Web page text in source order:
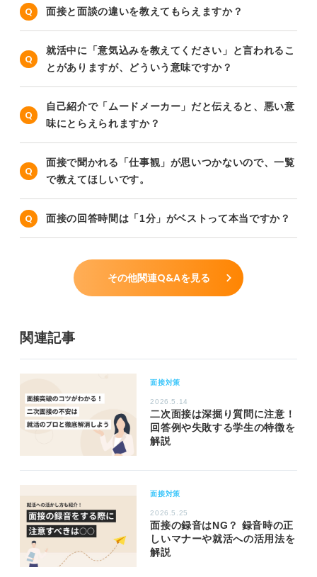
面接と面談の違いを教えてもらえますか？
就活中に「意気込みを教えてください」と言われるこ
とがありますが、どういう意味ですか？
自己紹介で「ムードメーカー」だと伝えると、悪い意
味にとらえられますか？
面接で聞かれる「仕事観」が思いつかないので、一覧
で教えてほしいです。
面接の回答時間は「1分」がベストって本当ですか？
その他関連Q&Aを見る
関連記事
面接対策
2026.5.14
二次面接は深掘り質問に注意！
回答例や失敗する学生の特徴を
解説
面接対策
2026.5.25
面接の録音はNG？ 録音時の正
しいマナーや就活への活用法を
解説